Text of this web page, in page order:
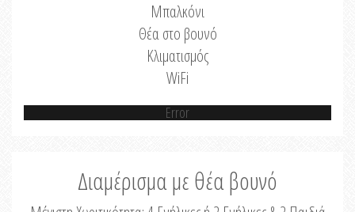
Μπαλκόνι
Θέα στο βουνό
Κλιματισμός
WiFi
Error
Διαμέρισμα με θέα βουνό